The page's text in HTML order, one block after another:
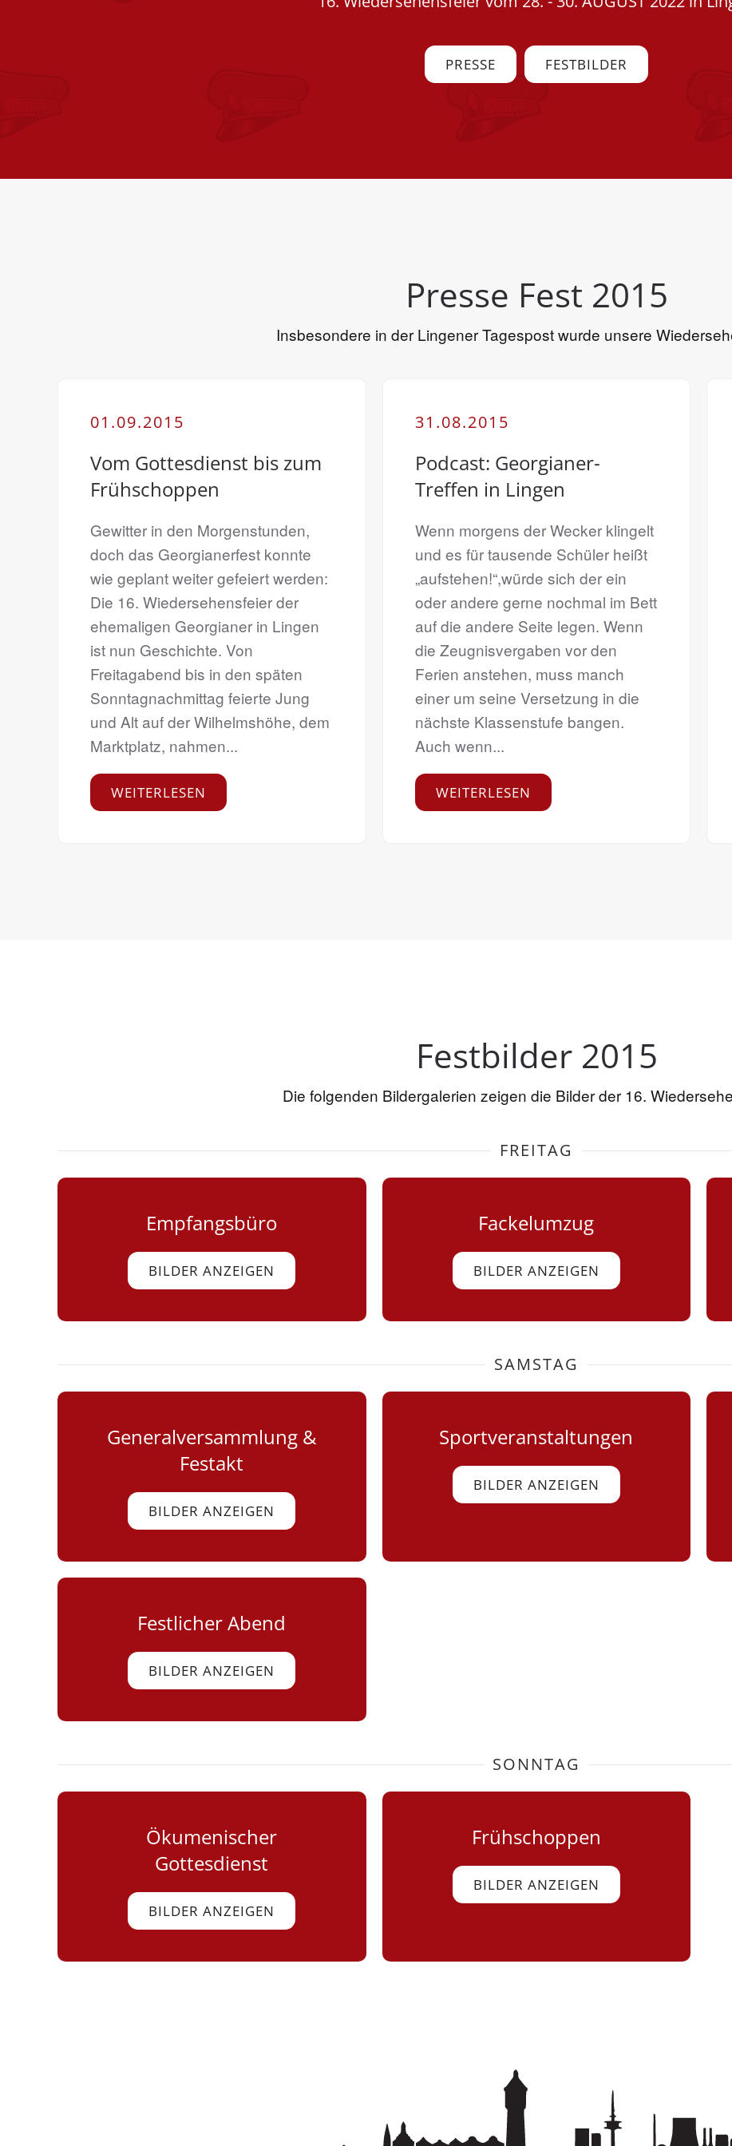
PRESSE FESTBILDER
Presse Fest 2015
Insbesondere in der Lingener Tagespost wurde unsere
01.09.2015
Vom Gottesdienst bis zum
Frühschoppen
Gewitter in den Morgenstunden,
doch das Georgianerfest konnte
wie geplant weiter gefeiert werden:
Die 16. Wiedersehensfeier der
ehemaligen Georgianer in Lingen
ist nun Geschichte. Von
Freitagabend bis in den späten
Sonntagnachmittag feierte Jung
und Alt auf der Wilhelmshöhe, dem
Marktplatz, nahmen...
WEITERLESEN
31.08.2015
Podcast: Georgianer-
Treffen in Lingen
Wenn morgens der Wecker klingelt
und es für tausende Schüler heißt
„aufstehen!“,würde sich der ein
oder andere gerne nochmal im Bett
auf die andere Seite legen. Wenn
die Zeugnisvergaben vor den
Ferien anstehen, muss manch
einer um seine Versetzung in die
nächste Klassenstufe bangen.
Auch wenn...
WEITERLESEN
Festbilder 2015
Die folgenden Bildergalerien zeigen die Bilder der 16.
FREITAG
Empfangsbüro
BILDER ANZEIGEN
Fackelumzug
BILDER ANZEIGEN
SAMSTAG
Generalversammlung &
Festakt
BILDER ANZEIGEN
Sportveranstaltungen
BILDER ANZEIGEN
Festlicher Abend
BILDER ANZEIGEN
SONNTAG
Ökumenischer
Gottesdienst
BILDER ANZEIGEN
Frühschoppen
BILDER ANZEIGEN